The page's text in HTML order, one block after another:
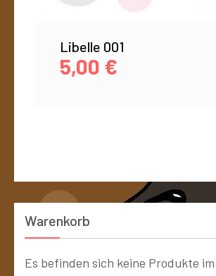
Libelle 001
5,00 €
Warenkorb
Es befinden sich keine Produkte